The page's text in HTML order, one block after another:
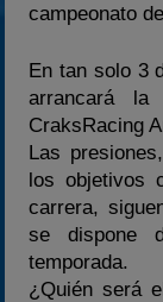
campeonato
En tan solo 3
arrancará la
CraksRacing
Las
los objetivos
carrera,
se dispone
temporada.
¿Quién será